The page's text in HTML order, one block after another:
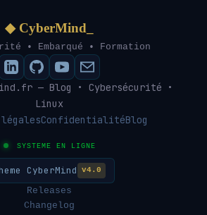
◆ CyberMind_
• Embarqué • Formation
— Blog • Cybersécurité •
Linux
ConfidentialitéBlog
SYSTEME EN LIGNE
CyberMind v4.0
Releases
Changelog